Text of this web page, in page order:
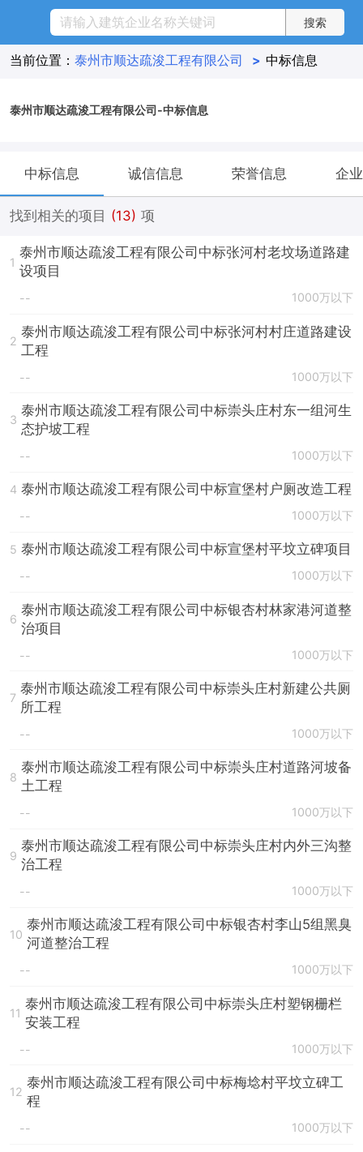
当前位置： 泰州市顺达疏浚工程有限公司 > 中标信息
泰州市顺达疏浚工程有限公司-中标信息
中标信息 诚信信息 荣誉信息 企
找到相关的项目 (13) 项
1
泰州市顺达疏浚工程有限公司中标张河村老坟场道路建
设项目
-- 1000万以下
2
泰州市顺达疏浚工程有限公司中标张河村村庄道路建设
工程
-- 1000万以下
3
泰州市顺达疏浚工程有限公司中标崇头庄村东一组河生
态护坡工程
-- 1000万以下
4 泰州市顺达疏浚工程有限公司中标宣堡村户厕改造工程
-- 1000万以下
5 泰州市顺达疏浚工程有限公司中标宣堡村平坟立碑项目
-- 1000万以下
6
泰州市顺达疏浚工程有限公司中标银杏村林家港河道整
治项目
-- 1000万以下
7
泰州市顺达疏浚工程有限公司中标崇头庄村新建公共厕
所工程
-- 1000万以下
8
泰州市顺达疏浚工程有限公司中标崇头庄村道路河坡备
土工程
-- 1000万以下
9
泰州市顺达疏浚工程有限公司中标崇头庄村内外三沟整
治工程
-- 1000万以下
10
泰州市顺达疏浚工程有限公司中标银杏村李山5组黑臭
河道整治工程
-- 1000万以下
11
泰州市顺达疏浚工程有限公司中标崇头庄村塑钢栅栏
安装工程
-- 1000万以下
12
泰州市顺达疏浚工程有限公司中标梅埝村平坟立碑工
程
-- 1000万以下